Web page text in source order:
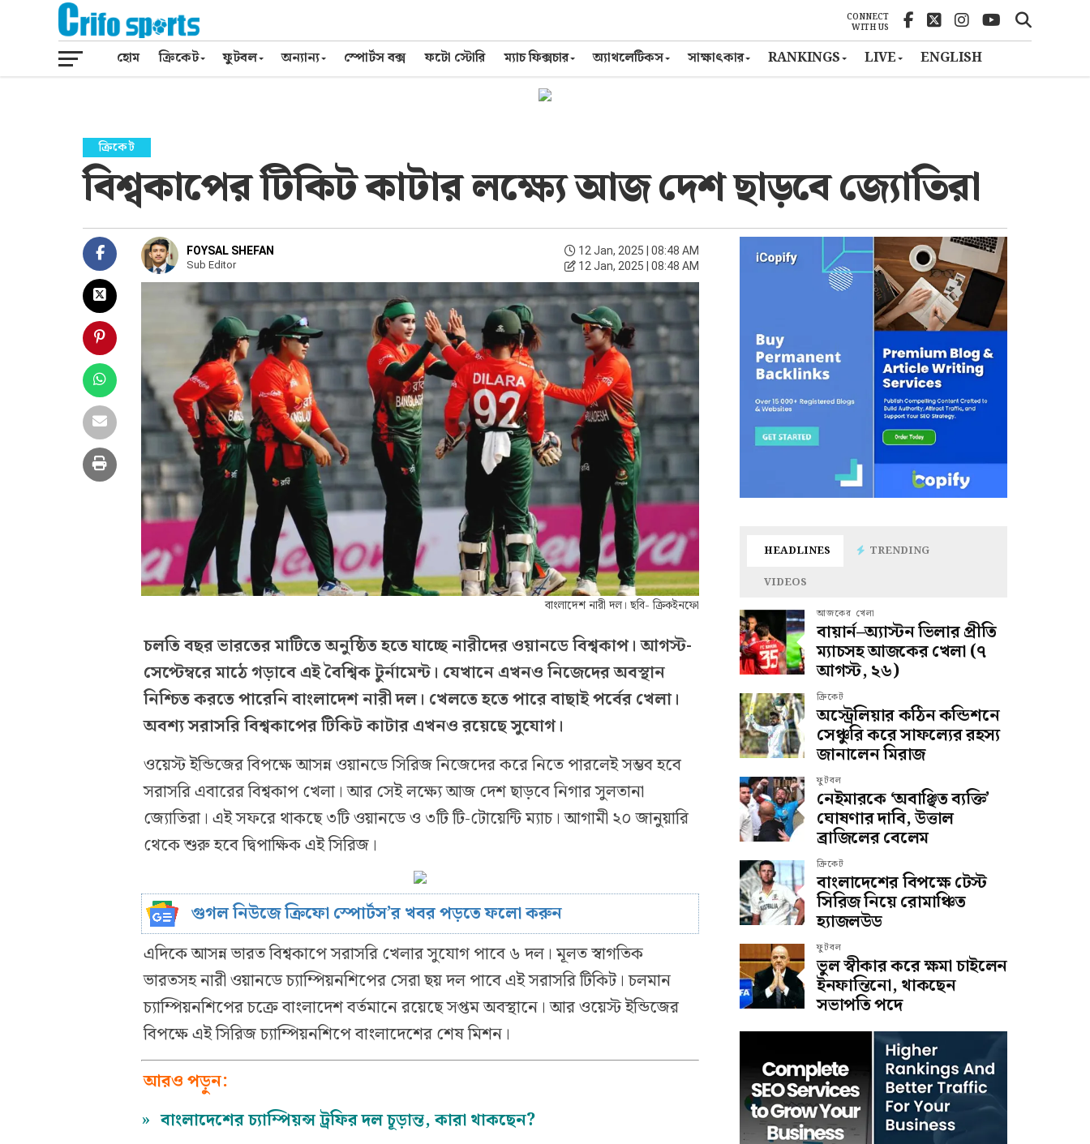
CONNECT
WITH US
হোম ক্রিকেট ফুটবল অন্যান্য স্পোর্টস বক্স ফটো স্টোরি ম্যাচ ফিক্সচার অ্যাথলেটিকস সাক্ষাৎকার RANKINGS LIVE ENGLISH
ক্রিকেট
বিশ্বকাপের টিকিট কাটার লক্ষ্যে আজ দেশ ছাড়বে জ্যোতিরা
FOYSAL SHEFAN
Sub Editor
12 Jan, 2025 | 08:48 AM
12 Jan, 2025 | 08:48 AM
বাংলাদেশ নারী দল। ছবি- ক্রিকইনফো
চলতি বছর ভারতের মাটিতে অনুষ্ঠিত হতে যাচ্ছে নারীদের ওয়ানডে বিশ্বকাপ। আগস্ট-
সেপ্টেম্বরে মাঠে গড়াবে এই বৈশ্বিক টুর্নামেন্ট। যেখানে এখনও নিজেদের অবস্থান
নিশ্চিত করতে পারেনি বাংলাদেশ নারী দল। খেলতে হতে পারে বাছাই পর্বের খেলা।
অবশ্য সরাসরি বিশ্বকাপের টিকিট কাটার এখনও রয়েছে সুযোগ।
ওয়েস্ট ইন্ডিজের বিপক্ষে আসন্ন ওয়ানডে সিরিজ নিজেদের করে নিতে পারলেই সম্ভব হবে
সরাসরি এবারের বিশ্বকাপ খেলা। আর সেই লক্ষ্যে আজ দেশ ছাড়বে নিগার সুলতানা
জ্যোতিরা। এই সফরে থাকছে ৩টি ওয়ানডে ও ৩টি টি-টোয়েন্টি ম্যাচ। আগামী ২০ জানুয়ারি
থেকে শুরু হবে দ্বিপাক্ষিক এই সিরিজ।
গুগল নিউজে ক্রিফো স্পোর্টস’র খবর পড়তে ফলো করুন
এদিকে আসন্ন ভারত বিশ্বকাপে সরাসরি খেলার সুযোগ পাবে ৬ দল। মূলত স্বাগতিক
ভারতসহ নারী ওয়ানডে চ্যাম্পিয়নশিপের সেরা ছয় দল পাবে এই সরাসরি টিকিট। চলমান
চ্যাম্পিয়নশিপের চক্রে বাংলাদেশ বর্তমানে রয়েছে সপ্তম অবস্থানে। আর ওয়েস্ট ইন্ডিজের
বিপক্ষে এই সিরিজ চ্যাম্পিয়নশিপে বাংলাদেশের শেষ মিশন।
আরও পড়ুন:
» বাংলাদেশের চ্যাম্পিয়ন্স ট্রফির দল চূড়ান্ত, কারা থাকছেন?
HEADLINES
TRENDING
VIDEOS
আজকের খেলা
বায়ার্ন–অ্যাস্টন ভিলার প্রীতি
ম্যাচসহ আজকের খেলা (৭
আগস্ট, ২৬)
ক্রিকেট
অস্ট্রেলিয়ার কঠিন কন্ডিশনে
সেঞ্চুরি করে সাফল্যের রহস্য
জানালেন মিরাজ
ফুটবল
নেইমারকে ‘অবাঞ্ছিত ব্যক্তি’
ঘোষণার দাবি, উত্তাল
ব্রাজিলের বেলেম
ক্রিকেট
বাংলাদেশের বিপক্ষে টেস্ট
সিরিজ নিয়ে রোমাঞ্চিত
হ্যাজলউড
ফুটবল
ভুল স্বীকার করে ক্ষমা চাইলেন
ইনফান্তিনো, থাকছেন
সভাপতি পদে